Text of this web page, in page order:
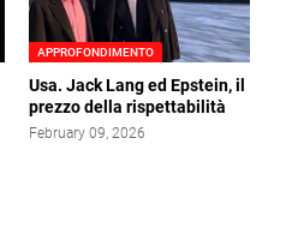
APPROFONDIMENTO
Usa. Jack Lang ed Epstein, il
prezzo della rispettabilità
February 09, 2026